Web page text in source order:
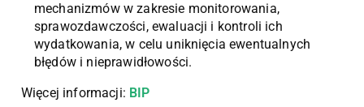
mechanizmów w zakresie monitorowania,
sprawozdawczości, ewaluacji i kontroli ich
wydatkowania, w celu uniknięcia ewentualnych
błędów i nieprawidłowości.
Więcej informacji: BIP